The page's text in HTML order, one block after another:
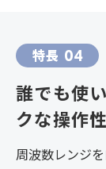
特長 04
誰でも使
クな操作性
周波数レンジ